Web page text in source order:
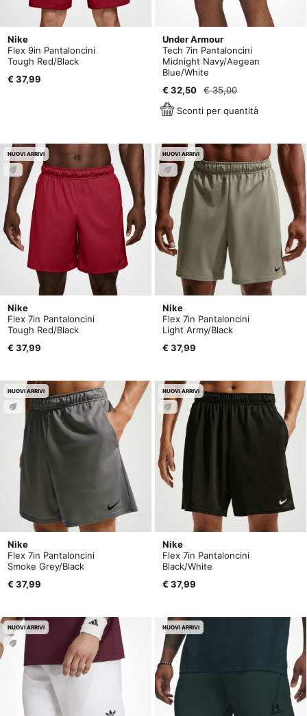
Nike
Flex 9in Pantaloncini
Tough Red/Black
€ 37,99
Under Armour
Tech 7in Pantaloncini
Midnight Navy/Aegean
Blue/White
€ 32,50
€ 35,00
Sconti per quantità
NUOVI ARRIVI
Nike
Flex 7in Pantaloncini
Tough Red/Black
€ 37,99
NUOVI ARRIVI
Nike
Flex 7in Pantaloncini
Light Army/Black
€ 37,99
NUOVI ARRIVI
Nike
Flex 7in Pantaloncini
Smoke Grey/Black
€ 37,99
NUOVI ARRIVI
Nike
Flex 7in Pantaloncini
Black/White
€ 37,99
NUOVI ARRIVI NUOVI ARRIVI